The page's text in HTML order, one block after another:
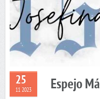
25
11 2023 Espejo